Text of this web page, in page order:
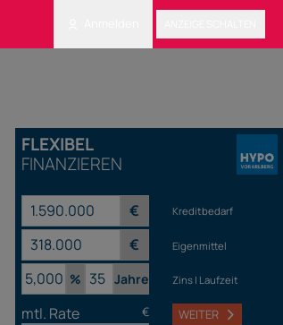
FLEXIBEL
FINANZIEREN
€ Kreditbedarf
€ Eigenmittel
% Jahre Zins | Laufzeit
mtl. Rate € WEITER